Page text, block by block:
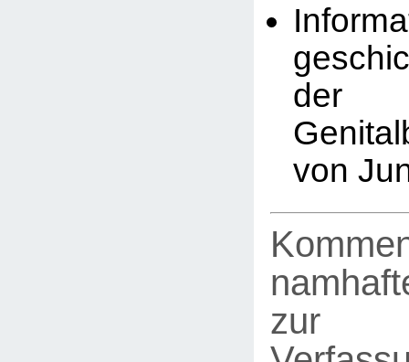
der
von
zur